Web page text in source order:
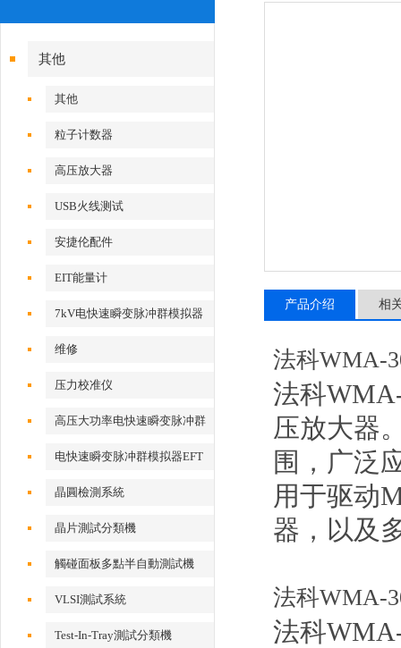
其他
其他
粒子计数器
高压放大器
USB火线测试
安捷伦配件
EIT能量计
7kV电快速瞬变脉冲群模拟器
维修
压力校准仪
高压大功率电快速瞬变脉冲群
测试系统
电快速瞬变脉冲群模拟器EFT
500x
晶圓檢測系統
晶片測試分類機
觸碰面板多點半自動測試機
VLSI測試系統
Test-In-Tray測試分類機
产品介绍 相
法科WMA-
法科
压放大器
围，广泛
用于驱动
器，以及
法科WMA-
法科